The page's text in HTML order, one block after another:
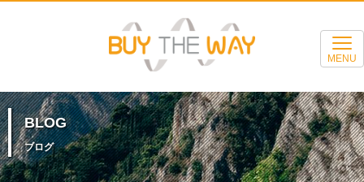
MENU
BLOG
ブログ